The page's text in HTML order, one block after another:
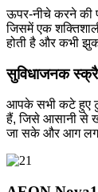
ऊपर-नीचे करने की
जिसमें एक
होती है और कभी
सुविधाजनक
आपके सभी कटे हुए
हैं, जिसे आसानी से
जा सके और आग